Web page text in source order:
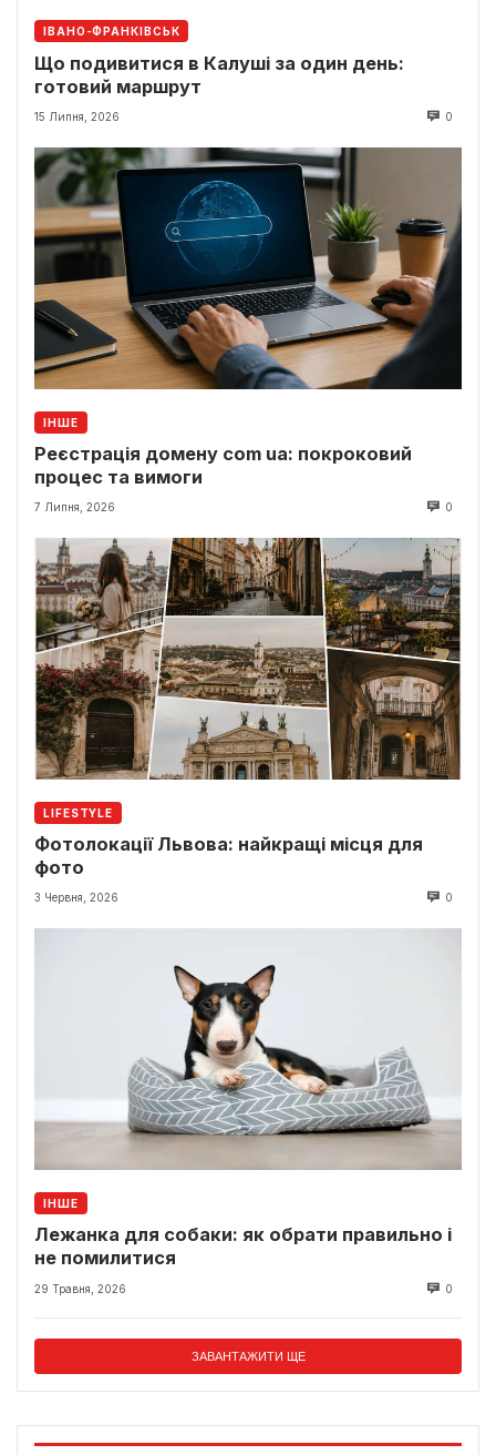
ІВАНО-ФРАНКІВСЬК
Що подивитися в Калуші за один день:
готовий маршрут
15 Липня, 2026 0
ІНШЕ
Реєстрація домену com ua: покроковий
процес та вимоги
7 Липня, 2026 0
LIFESTYLE
Фотолокації Львова: найкращі місця для
фото
3 Червня, 2026 0
ІНШЕ
Лежанка для собаки: як обрати правильно і
не помилитися
29 Травня, 2026 0
ЗАВАНТАЖИТИ ЩЕ